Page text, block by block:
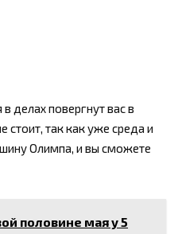
делах повергнут вас в
стоит, так как уже среда и
Олимпа, и вы сможете
половине мая у 5